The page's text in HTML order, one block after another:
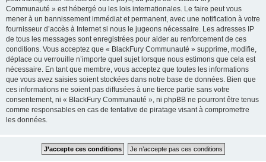
Communauté » est hébergé ou les lois internationales. Le faire peut vous
mener à un bannissement immédiat et permanent, avec une notification à votre
fournisseur d’accès à Internet si nous le jugeons nécessaire. Les adresses IP
de tous les messages sont enregistrées pour aider au renforcement de ces
conditions. Vous acceptez que « BlackFury Communauté » supprime, modifie,
déplace ou verrouille n’importe quel sujet lorsque nous estimons que cela est
nécessaire. En tant que membre, vous acceptez que toutes les informations
que vous avez saisies soient stockées dans notre base de données. Bien que
ces informations ne soient pas diffusées à une tierce partie sans votre
consentement, ni « BlackFury Communauté », ni phpBB ne pourront être tenus
comme responsables en cas de tentative de piratage visant à compromettre
les données.